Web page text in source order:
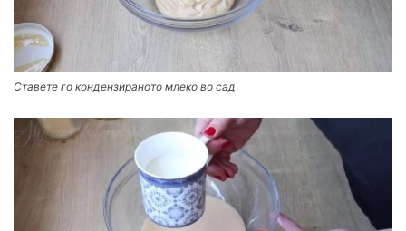
Ставете го кондензираното млеко во сад